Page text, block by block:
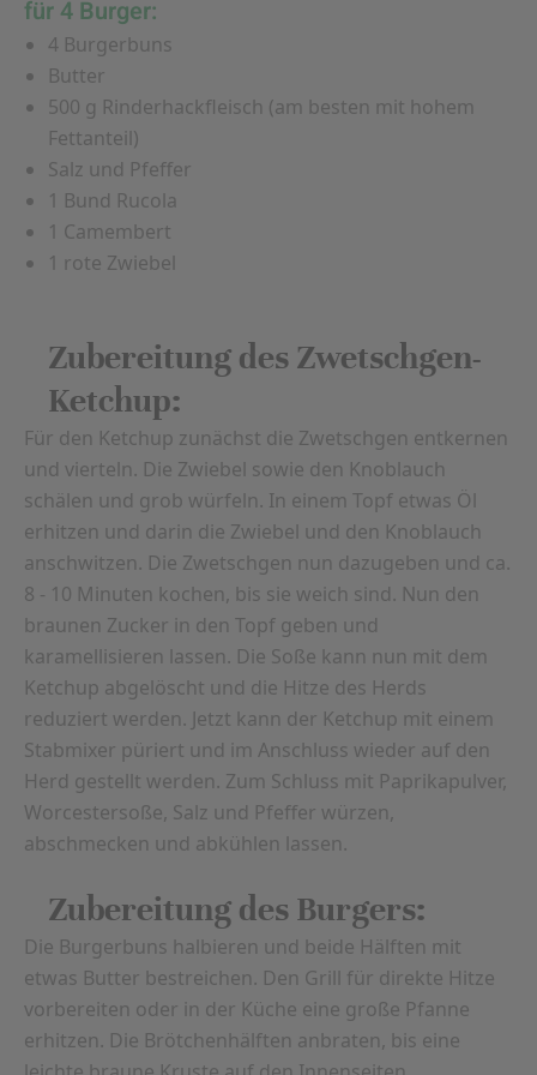
für 4 Burger:
4 Burgerbuns
Butter
500 g Rinderhackfleisch (am besten mit hohem
Fettanteil)
Salz und Pfeffer
1 Bund Rucola
1 Camembert
1 rote Zwiebel
Zubereitung des Zwetschgen-
Ketchup:
Für den Ketchup zunächst die Zwetschgen entkernen
und vierteln. Die Zwiebel sowie den Knoblauch
schälen und grob würfeln. In einem Topf etwas Öl
erhitzen und darin die Zwiebel und den Knoblauch
anschwitzen. Die Zwetschgen nun dazugeben und ca.
8 - 10 Minuten kochen, bis sie weich sind. Nun den
braunen Zucker in den Topf geben und
karamellisieren lassen. Die Soße kann nun mit dem
Ketchup abgelöscht und die Hitze des Herds
reduziert werden. Jetzt kann der Ketchup mit einem
Stabmixer püriert und im Anschluss wieder auf den
Herd gestellt werden. Zum Schluss mit Paprikapulver,
Worcestersoße, Salz und Pfeffer würzen,
abschmecken und abkühlen lassen.
Zubereitung des Burgers:
Die Burgerbuns halbieren und beide Hälften mit
etwas Butter bestreichen. Den Grill für direkte Hitze
vorbereiten oder in der Küche eine große Pfanne
erhitzen. Die Brötchenhälften anbraten, bis eine